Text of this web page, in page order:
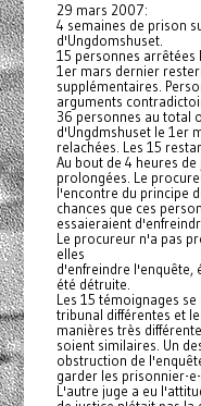
29 mars 2007:
4 semaines de prison
d'Ungdomshuset.
15 personnes arrêtées
1er mars dernier
supplémentaires.
arguments
36 personnes au total
d'Ungdmshuset le 1er
relachées. Les 15
Au bout de 4 heures
prolongées. Le
l'encontre du principe
chances que ces
essaieraient
Le procureur n'a pas
elles
d'enfreindre l'enquête,
été détruite.
Les 15 témoignages
tribunal différentes et
manières très
soient similaires. Un
obstruction de
garder les prisonnier-
L'autre juge a eu